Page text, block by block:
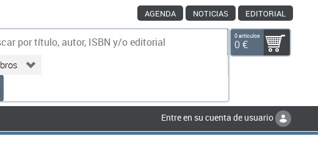
AGENDA NOTICIAS EDITORIAL
0 artículos
0 €
Entre en su cuenta de usuario